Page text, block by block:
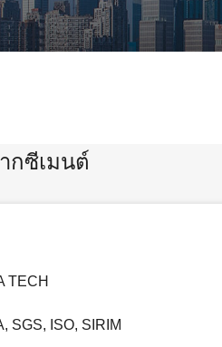
กซีเมนต์
TECH
SGS, ISO, SIRIM